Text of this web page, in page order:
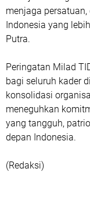
menjaga
Indonesia yang
Putra.
Peringatan Milad
bagi seluruh kader
konsolidasi
meneguhkan
yang tangguh,
depan Indonesia.
(Redaksi)